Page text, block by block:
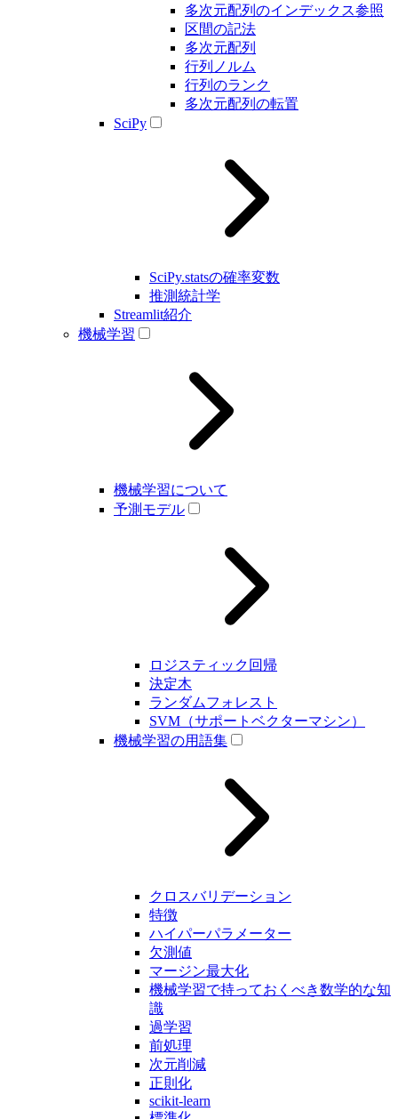
多次元配列のインデックス参照
区間の記法
多次元配列
行列ノルム
行列のランク
多次元配列の転置
SciPy
SciPy.statsの確率変数
推測統計学
Streamlit紹介
機械学習
機械学習について
予測モデル
ロジスティック回帰
決定木
ランダムフォレスト
SVM（サポートベクターマシン）
機械学習の用語集
クロスバリデーション
特徴
ハイパーパラメーター
欠測値
マージン最大化
機械学習で持っておくべき数学的な知
識
過学習
前処理
次元削減
正則化
scikit-learn